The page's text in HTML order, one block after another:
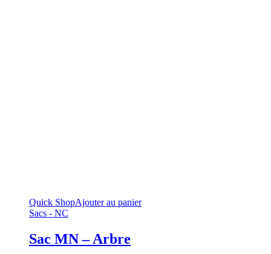
Quick ShopAjouter au panier
Sacs - NC
Sac MN – Arbre